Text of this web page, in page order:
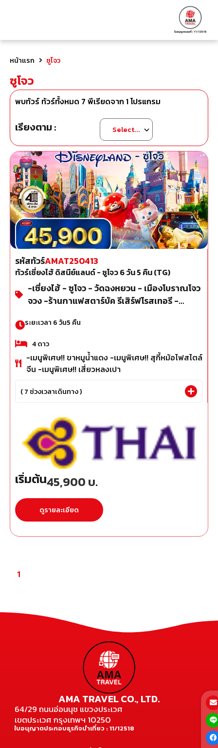
หน้าแรก ซูโจว
ซูโจว
พบทัวร์ ทัวร์ทั้งหมด 7 พีเรียดจาก 1โปรแกรม
เรียงตาม :
รหัสทัวร์AMAT250413
ทัวร์เซี่ยงไฮ้ ดิสนีย์แลนด์ - ซูโจว 6 วัน 5 คืน (TG)
-เซี่ยงไฮ้ - ซูโจว - วัดฉงหยวน - เมืองโบราณโจว
จวง -ร้านกาแฟสตาร์บัค รีเสิร์ฟโรสเทอรี -
ระยะเวลา 6วัน5 คืน
4ดาว
-เมนูพิเศษ!! ขาหมูน้ำแดง -เมนูพิเศษ!! สุกี้หม้อไฟสไตล์
จีน -เมนูพิเศษ!! เสี่ยวหลงเปา
(7 ช่วงเวลาเดินทาง )
เริ่มต้น45,900 บ.
ดูรายละเอียด
1
AMA TRAVEL CO., LTD.
64/29 ถนนอ่อนนุช แขวงประเวศ
เขตประเวศ กรุงเทพฯ 10250
ใบอนุญาตประกอบธุรกิจนำเที่ยว : 11/12518